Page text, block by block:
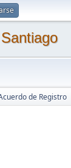
de Registro